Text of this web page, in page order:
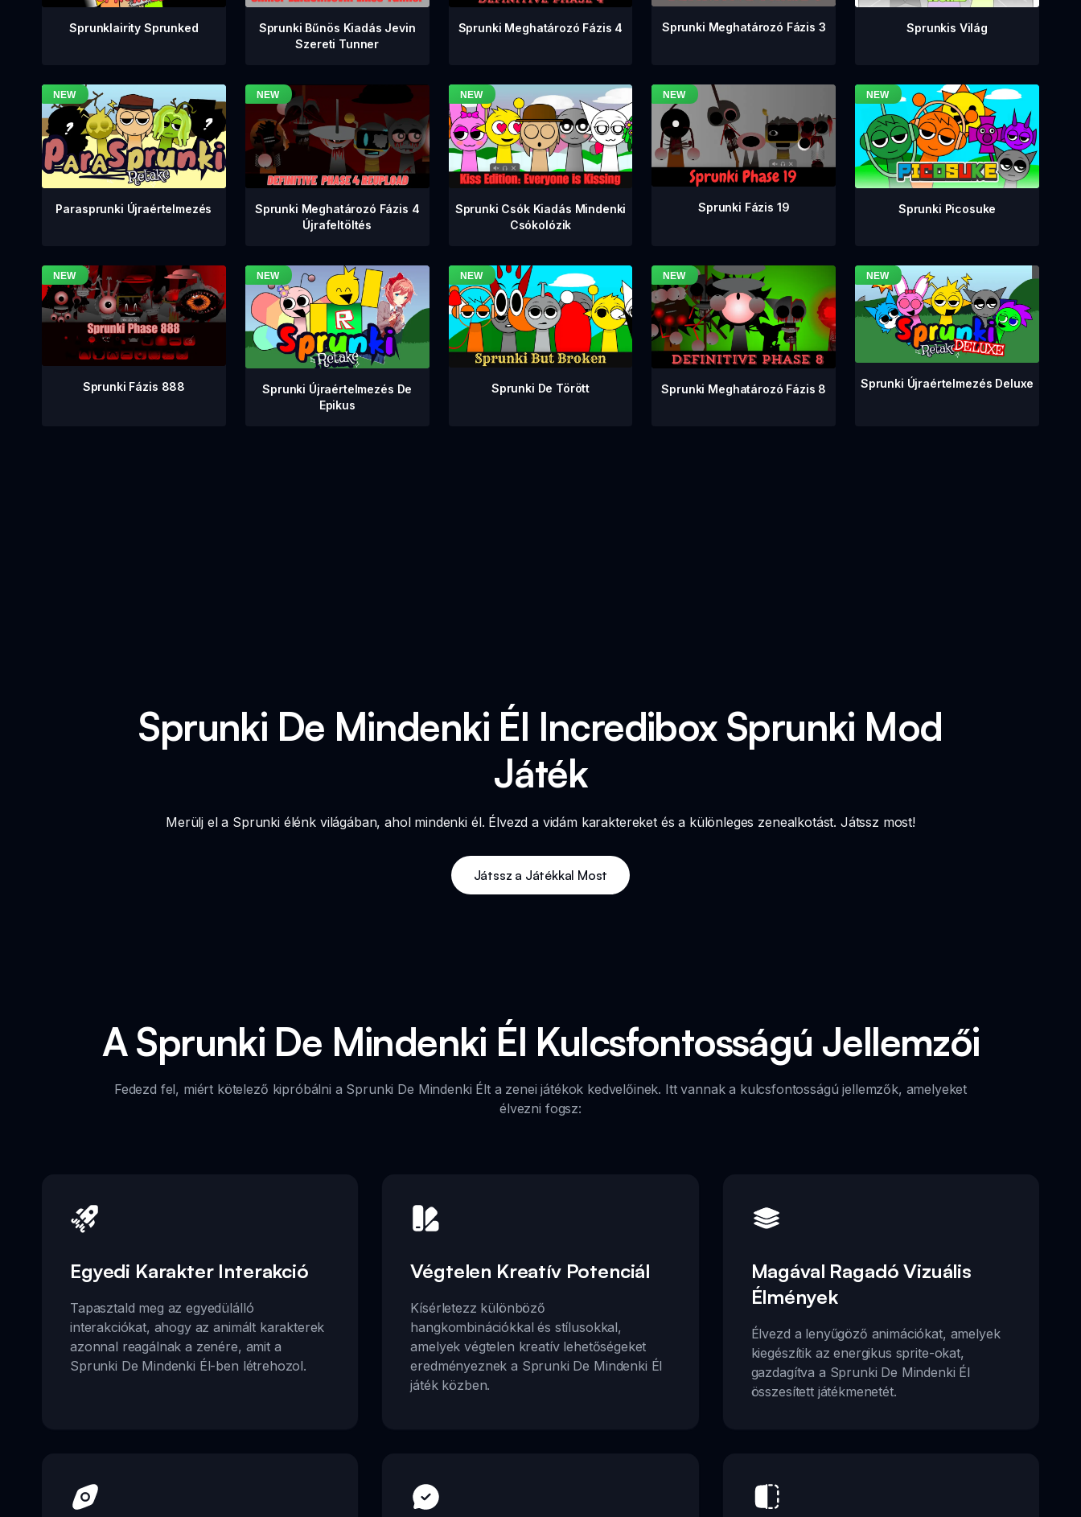
Sprunklairity Sprunked
Sprunki Bűnös Kiadás Jevin
Szereti Tunner
Sprunki Meghatározó Fázis 4 Sprunki Meghatározó Fázis 3 Sprunkis Világ
Parasprunki Újraértelmezés
Sprunki Meghatározó Fázis 4
Újrafeltöltés
Sprunki Csók Kiadás Mindenki
Csókolózik
Sprunki Fázis 19 Sprunki Picosuke
Sprunki Fázis 888
Sprunki Újraértelmezés De
Epikus
Sprunki De Törött Sprunki Meghatározó Fázis 8 Sprunki Újraértelmezés Deluxe
Sprunki De Mindenki Él Incredibox Sprunki Mod
Játék
Merülj el a Sprunki élénk világában, ahol mindenki él. Élvezd a vidám karaktereket és a különleges zenealkotást. Játssz most!
Játssz a Játékkal Most
A Sprunki De Mindenki Él Kulcsfontosságú Jellemzői
Fedezd fel, miért kötelező kipróbálni a Sprunki De Mindenki Élt a zenei játékok kedvelőinek. Itt vannak a kulcsfontosságú jellemzők, amelyeket
élvezni fogsz:
Egyedi Karakter Interakció
Tapasztald meg az egyedülálló
interakciókat, ahogy az animált karakterek
azonnal reagálnak a zenére, amit a
Sprunki De Mindenki Él-ben létrehozol.
Végtelen Kreatív Potenciál
Kísérletezz különböző
hangkombinációkkal és stílusokkal,
amelyek végtelen kreatív lehetőségeket
eredményeznek a Sprunki De Mindenki Él
játék közben.
Magával Ragadó Vizuális
Élmények
Élvezd a lenyűgöző animációkat, amelyek
kiegészítik az energikus sprite-okat,
gazdagítva a Sprunki De Mindenki Él
összesített játékmenetét.